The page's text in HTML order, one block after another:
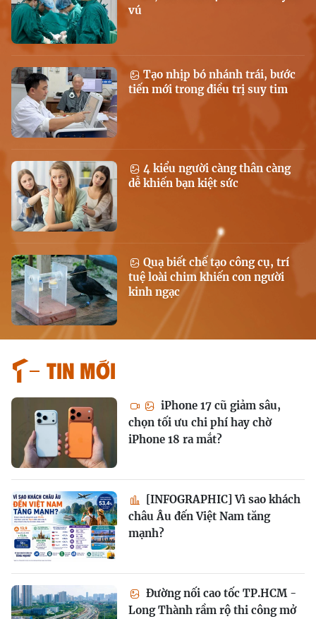
vú
Tạo nhịp bó nhánh trái, bước
tiến mới trong điều trị suy tim
4 kiểu người càng thân càng
dễ khiến bạn kiệt sức
Quạ biết chế tạo công cụ, trí
tuệ loài chim khiến con người
kinh ngạc
Tin mới
iPhone 17 cũ giảm sâu,
chọn tối ưu chi phí hay chờ
iPhone 18 ra mắt?
[INFOGRAPHIC] Vì sao khách
châu Âu đến Việt Nam tăng
mạnh?
Đường nối cao tốc TP.HCM -
Long Thành rầm rộ thi công mở